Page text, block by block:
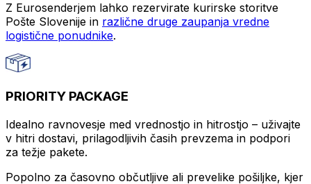
Z Eurosenderjem lahko rezervirate kurirske storitve
Pošte Slovenije in različne druge zaupanja vredne
logistične ponudnike.
PRIORITY PACKAGE
Idealno ravnovesje med vrednostjo in hitrostjo – uživajte
v hitri dostavi, prilagodljivih časih prevzema in podpori
za težje pakete.
Popolno za časovno občutljive ali prevelike pošiljke, kjer